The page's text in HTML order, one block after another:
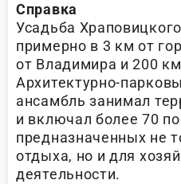
Справка
Усадьба
примерно в 3 км от
от Владимира и 200
Архитектурно-
ансамбль занимал
и включал более 70
предназначенных не
отдыха, но и для
деятельности.